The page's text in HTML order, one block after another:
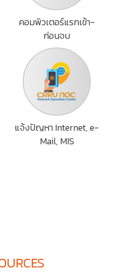
คอมพิวเตอร์แรกเข้า-
ก่อนจบ
แจ้งปัญหา Internet, e-
Mail, MIS